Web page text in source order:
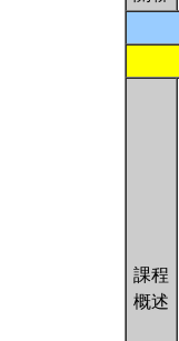
課程
概述